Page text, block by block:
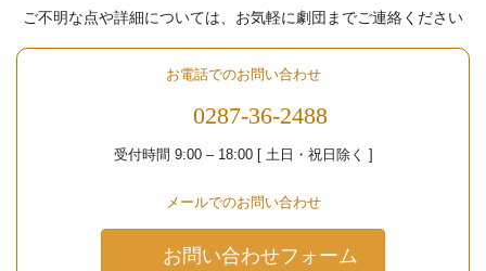
ご不明な点や詳細については、お気軽に劇団までご連絡ください
お電話でのお問い合わせ
0287-36-2488
受付時間 9:00 – 18:00 [ 土日・祝日除く ]
メールでのお問い合わせ
お問い合わせフォーム